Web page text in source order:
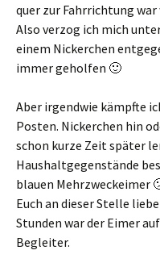
quer zur Fahrrichtung
Also verzog ich mich
einem Nickerchen
immer geholfen 🙂
Aber irgendwie kämpfte
Posten. Nickerchen hin
schon kurze Zeit später
Haushaltgegenstände
blauen Mehrzweckeimer
Euch an dieser Stelle
Stunden war der Eimer
Begleiter.